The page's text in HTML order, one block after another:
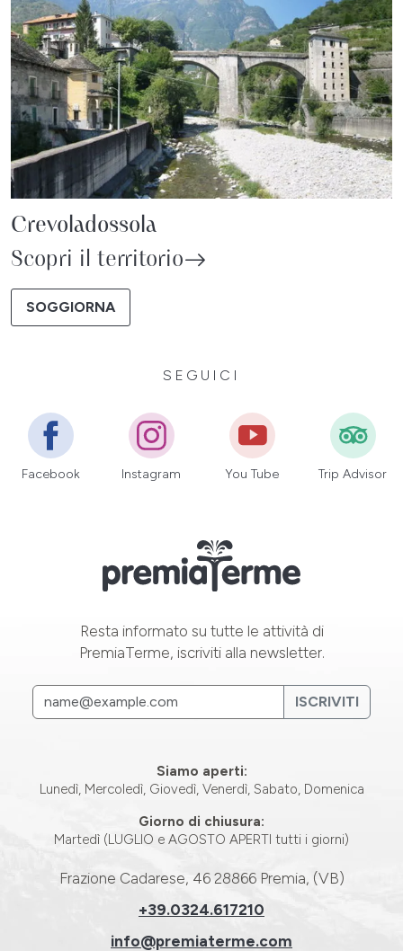
Crevoladossola
Scopri il territorio
SOGGIORNA
SEGUICI
Facebook Instagram You Tube Trip Advisor
Resta informato su tutte le attività di
PremiaTerme, iscriviti alla newsletter.
ISCRIVITI
Siamo aperti:
Lunedì, Mercoledì, Giovedì, Venerdì, Sabato, Domenica
Giorno di chiusura:
Martedì (LUGLIO e AGOSTO APERTI tutti i giorni)
Frazione Cadarese, 46 28866 Premia, (VB)
+39.0324.617210
info@premiaterme.com